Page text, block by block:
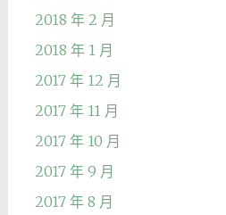
2018 年 2 月
2018 年 1 月
2017 年 12 月
2017 年 11 月
2017 年 10 月
2017 年 9 月
2017 年 8 月